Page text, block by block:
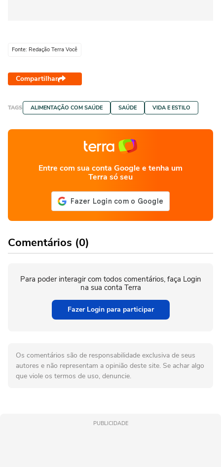
Fonte: Redação Terra Você
Compartilhar
TAGS ALIMENTAÇÃO COM SAÚDE SAÚDE VIDA E ESTILO
Entre com sua conta Google e tenha um
Terra só seu
Comentários (0)
Para poder interagir com todos comentários, faça Login
na sua conta Terra
Fazer Login para participar
Os comentários são de responsabilidade exclusiva de seus
autores e não representam a opinião deste site. Se achar algo
que viole os termos de uso, denuncie.
PUBLICIDADE